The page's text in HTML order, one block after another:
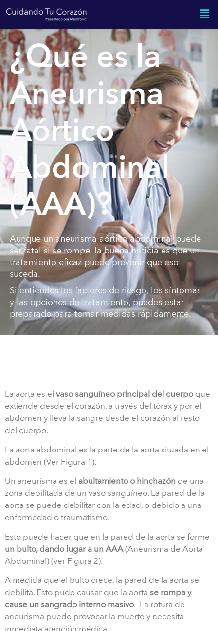
¿Qué es la
Aneurisma
Aórtico
Abdominal
(AAA)?
Aunque un aneurisma aórtico abdominal puede
ser fatal si se rompe, la buena noticia es que un
tratamiento eficaz puede prevenir que eso
suceda.
Si entiendes los factores de riesgo, los síntomas
y las opciones de tratamiento, puedes estar
preparado para tomar medidas rápidamente.
La aorta es elvaso sanguíneo principal del cuerpoque
extiende desde el corazón, a través del tórax y por el
abdomen y lleva la sangre desde el corazón al resto
del cuerpo.
La aorta abdominal es la parte de la aorta situada en el
abdomen (Ver Figura 1).
Un aneurisma es el abultamiento o hinchazón de una
zona debilitada de un vaso sanguíneo. La pared de la
aorta se puede debilitar con la edad, o debido a una
enfermedad o traumatismo.
Esto puede hacer que en la pared de la aorta se forme
un bulto, dando lugar a un AAA(Aneurisma de Aorta
Abdominal) (ver Figura 2).
A medida que el bulto crece, la pared de la aorta se
debilita. Esto pude causar que la aortase rompa y
cause un sangrado interno masivo. La rotura de
aneurisma puede provocar la muerte y necesita